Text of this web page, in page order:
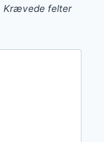
Krævede felter